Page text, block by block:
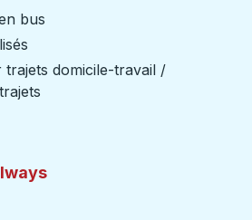
bus
domicile-travail /